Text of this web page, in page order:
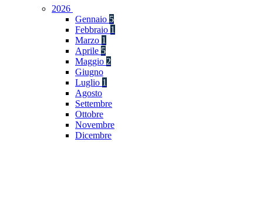
2026
Gennaio 5
Febbraio 1
Marzo 1
Aprile 5
Maggio 2
Giugno
Luglio 1
Agosto
Settembre
Ottobre
Novembre
Dicembre